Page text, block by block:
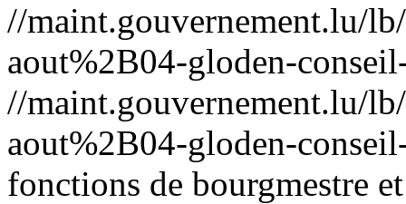
//maint.gouvernement.lu/
aout%2B04-gloden-
//maint.gouvernement.lu/
aout%2B04-gloden-
fonctions de bourgmestre